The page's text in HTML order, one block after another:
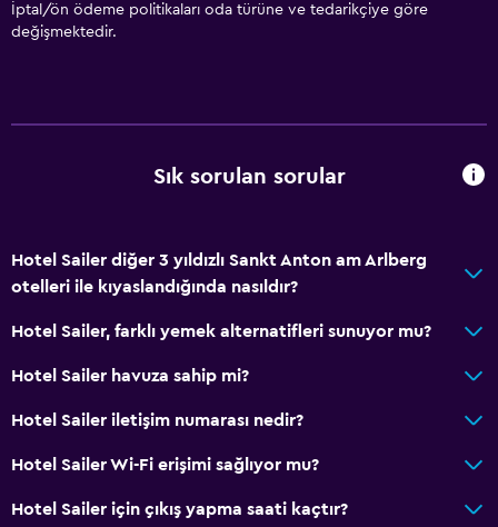
Çekyat
Saç kurutma makinesi
Tuvalet kağıdı
Özel banyo
Sağlık ve güvenlik
İlk yardım seti
İptal/ön ödeme politikaları oda türüne ve tedarikçiye göre
değişmektedir.
Sık sorulan sorular
Hotel Sailer diğer 3 yıldızlı Sankt Anton am Arlberg
otelleri ile kıyaslandığında nasıldır?
Hotel Sailer, farklı yemek alternatifleri sunuyor mu?
Hotel Sailer havuza sahip mi?
Hotel Sailer iletişim numarası nedir?
Hotel Sailer Wi-Fi erişimi sağlıyor mu?
Hotel Sailer için çıkış yapma saati kaçtır?